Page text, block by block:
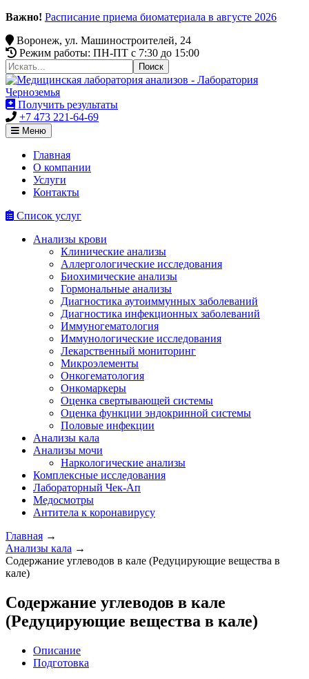
Важно! Расписание приема биоматериала в августе 2026
Воронеж, ул. Машиностроителей, 24
Режим работы: ПН-ПТ c 7:30 до 15:00
Получить результаты
+7 473 221-64-69
Меню
Главная
О компании
Услуги
Контакты
Список услуг
Анализы крови
Клинические анализы
Аллергологические исследования
Биохимические анализы
Гормональные анализы
Диагностика аутоиммунных заболеваний
Диагностика инфекционных заболеваний
Иммуногематология
Иммунологические исследования
Лекарственный мониторинг
Микроэлементы
Онкогематология
Онкомаркеры
Оценка свертывающей системы
Оценка функции эндокринной системы
Половые инфекции
Анализы кала
Анализы мочи
Наркологические анализы
Комплексные исследования
Лабораторный Чек-Ап
Медосмотры
Антитела к коронавирусу
Главная →
Анализы кала →
Содержание углеводов в кале (Редуцирующие вещества в
кале)
Содержание углеводов в кале
(Редуцирующие вещества в кале)
Описание
Подготовка